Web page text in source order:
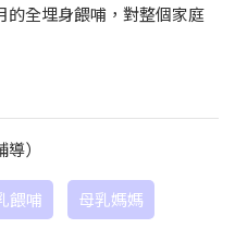
的全埋身餵哺，對整個家庭
）
餵哺
母乳媽媽